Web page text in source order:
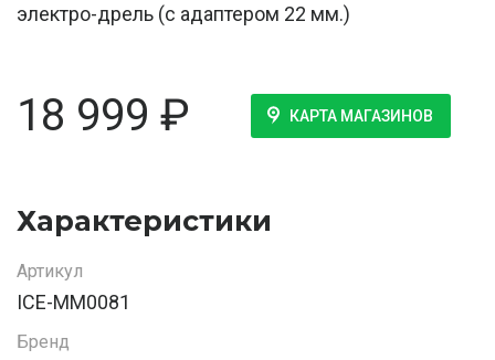
электро-дрель (с адаптером 22 мм.)
18 999 ₽ КАРТА МАГАЗИНОВ
Характеристики
Артикул
ICE-MM0081
Бренд